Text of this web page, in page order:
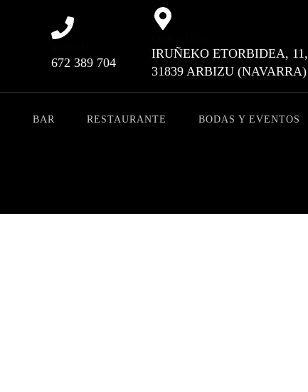
672 389 704
IRUÑEKO ETORBIDEA, 11,
31839 ARBIZU (NAVARRA)
BAR RESTAURANTE BODAS Y EVENTOS